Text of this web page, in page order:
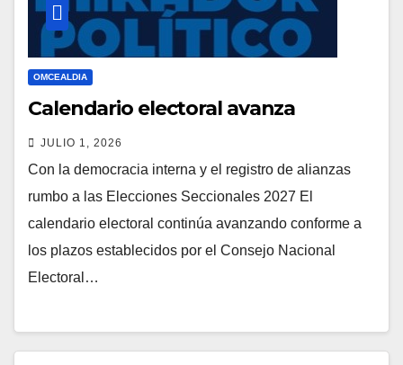
OMCEALDIA
Calendario electoral avanza
JULIO 1, 2026
Con la democracia interna y el registro de alianzas
rumbo a las Elecciones Seccionales 2027 El
calendario electoral continúa avanzando conforme a
los plazos establecidos por el Consejo Nacional
Electoral…